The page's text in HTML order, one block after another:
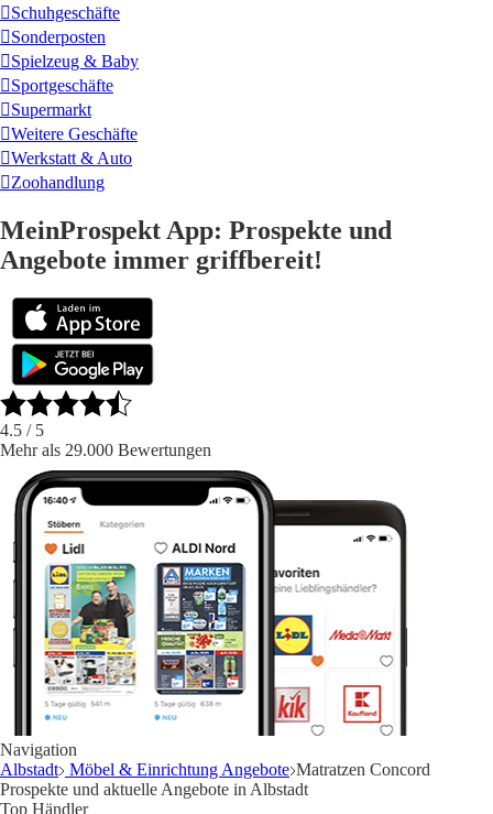
Schuhgeschäfte
Sonderposten
Spielzeug & Baby
Sportgeschäfte
Supermarkt
Weitere Geschäfte
Werkstatt & Auto
Zoohandlung
MeinProspekt App: Prospekte und
Angebote immer griffbereit!
4.5 / 5
Mehr als 29.000 Bewertungen
Navigation
Albstadt Möbel & Einrichtung Angebote Matratzen Concord
Prospekte und aktuelle Angebote in Albstadt
Top Händler